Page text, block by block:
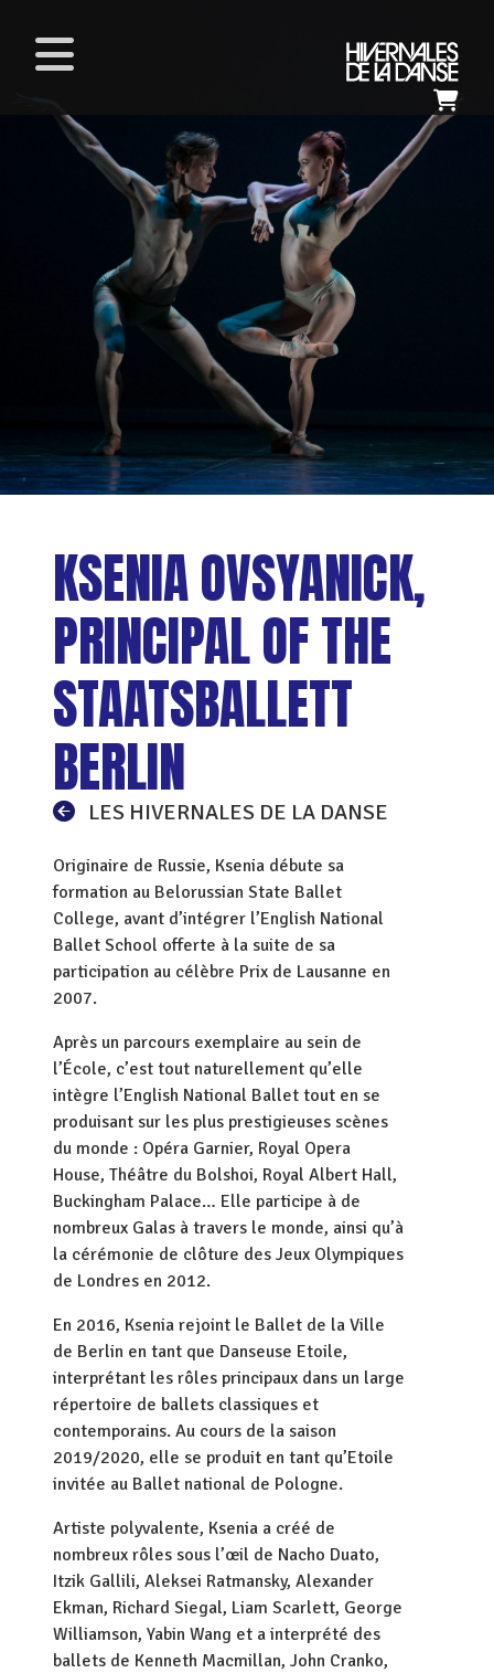
KSENIA OVSYANICK,
PRINCIPAL OF THE
STAATSBALLETT
BERLIN
LES HIVERNALES DE LA DANSE
Originaire de Russie, Ksenia débute sa
formation au Belorussian State Ballet
College, avant d’intégrer l’English National
Ballet School offerte à la suite de sa
participation au célèbre Prix de Lausanne en
2007.
Après un parcours exemplaire au sein de
l’École, c’est tout naturellement qu’elle
intègre l’English National Ballet tout en se
produisant sur les plus prestigieuses scènes
du monde : Opéra Garnier, Royal Opera
House, Théâtre du Bolshoi, Royal Albert Hall,
Buckingham Palace… Elle participe à de
nombreux Galas à travers le monde, ainsi qu’à
la cérémonie de clôture des Jeux Olympiques
de Londres en 2012.
En 2016, Ksenia rejoint le Ballet de la Ville
de Berlin en tant que Danseuse Etoile,
interprétant les rôles principaux dans un large
répertoire de ballets classiques et
contemporains. Au cours de la saison
2019/2020, elle se produit en tant qu’Etoile
invitée au Ballet national de Pologne.
Artiste polyvalente, Ksenia a créé de
nombreux rôles sous l’œil de Nacho Duato,
Itzik Gallili, Aleksei Ratmansky, Alexander
Ekman, Richard Siegal, Liam Scarlett, George
Williamson, Yabin Wang et a interprété des
ballets de Kenneth Macmillan, John Cranko,